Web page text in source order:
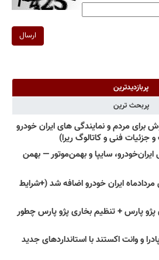
ارسال
پربازدیدترین
پربحث ترین
برای مردم و نمایندگی های ایران خودرو
فنی و کاتالوگ ریرا)
سایپا و بهمن‌موتور — بهمن
ایران خودرو اضافه شد (+شرایط
پارس + تنظیم بخاری پژو پارس چطور
و وانت اکستند با استانداردهای جدید